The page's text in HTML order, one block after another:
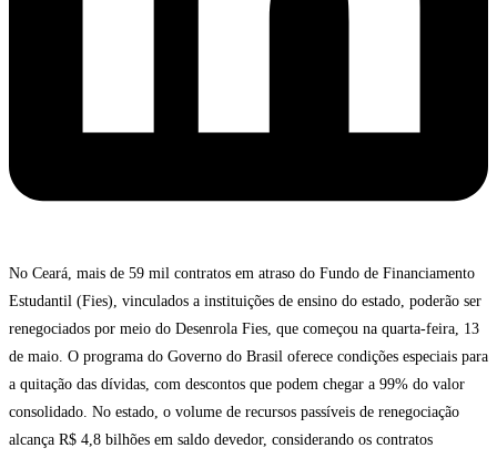
No Ceará, mais de 59 mil contratos em atraso do Fundo de Financiamento
Estudantil (Fies), vinculados a instituições de ensino do estado, poderão ser
renegociados por meio do Desenrola Fies, que começou na quarta-feira, 13
de maio. O programa do Governo do Brasil oferece condições especiais para
a quitação das dívidas, com descontos que podem chegar a 99% do valor
consolidado. No estado, o volume de recursos passíveis de renegociação
alcança R$ 4,8 bilhões em saldo devedor, considerando os contratos